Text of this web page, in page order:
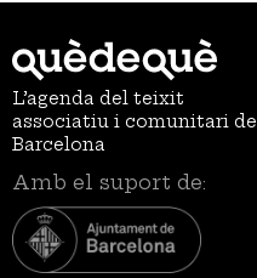
L’agenda del teixit
associatiu i comunitari de
Barcelona
Amb el suport de: